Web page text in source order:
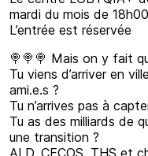
mardi du mois de
L’entrée est réservée
🍭🍭🍭 Mais on y fait
Tu viens d’arriver en
ami.e.s ?
Tu n’arrives pas à
Tu as des milliards de
une transition ?
ALD, CECOS, THS et